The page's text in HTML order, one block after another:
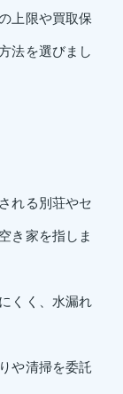
上限や買取保
法を選びまし
れる別荘やセ
き家を指しま
くく、水漏れ
や清掃を委託